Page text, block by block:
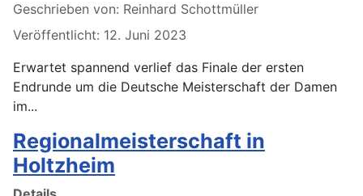
Geschrieben von: Reinhard Schottmüller
Veröffentlicht: 12. Juni 2023
Erwartet spannend verlief das Finale der ersten
Endrunde um die Deutsche Meisterschaft der Damen
im...
Regionalmeisterschaft in
Holtzheim